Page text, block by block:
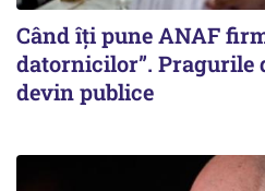
Când îți pune ANAF
datornicilor”. Pragurile
devin publice